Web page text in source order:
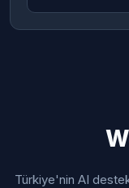
Türkiye'nin AI